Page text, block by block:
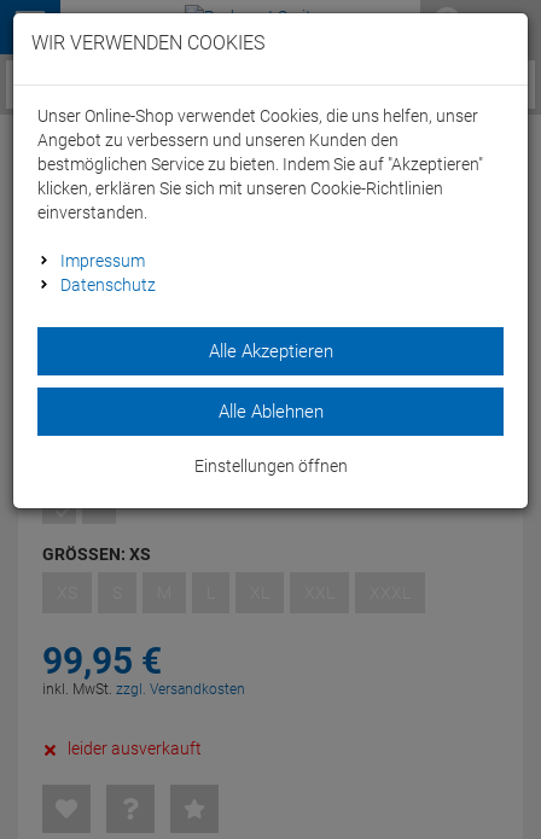
Menü
Service / Hilfe
Stevens Equipe Bib Short Trägerhose kurz -
XS black/white
Die Stevens Equipe Bib Short Trägerhose ist gut durchlüftet
und hat elastische Trägergurte.
BLACK/WHITE
GRÖSSEN: XS
99,95 €
inkl. MwSt. zzgl. Versandkosten
leider ausverkauft
WIR VERWENDEN COOKIES
Unser Online-Shop verwendet Cookies, die uns helfen, unser
Angebot zu verbessern und unseren Kunden den
bestmöglichen Service zu bieten. Indem Sie auf "Akzeptieren"
klicken, erklären Sie sich mit unseren Cookie-Richtlinien
einverstanden.
Impressum
Datenschutz
Alle Akzeptieren
Alle Ablehnen
Einstellungen öffnen